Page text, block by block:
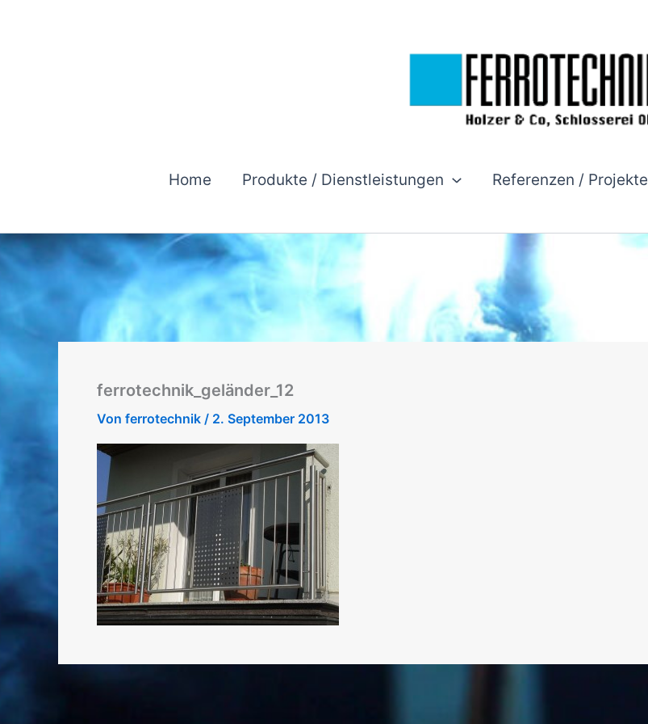
Home Produkte / Dienstleistungen Referenzen / Projekte
ferrotechnik_geländer_12
Von ferrotechnik / 2. September 2013